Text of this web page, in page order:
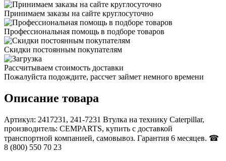
Принимаем заказы на сайте круглосуточно
Профессиональная помощь в подборе товаров
Скидки постоянным покупателям
Рассчитываем стоимость доставки
Пожалуйста подождите, рассчет займет немного времени
Описание товара
Артикул: 2417231, 241-7231 Втулка на технику Caterpillar,
производитель: CEMPARTS, купить с доставкой
транспортной компанией, самовывоз. Гарантия 6 месяцев. ☎
8 (800) 550 70 23